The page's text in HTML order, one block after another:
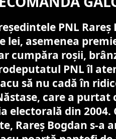
PNL
lei, asemenea
cumpăra roşii,
PNL îl
să nu cadă în
care a purtat
electorală din 2004.
Rareş Bogdan s-a